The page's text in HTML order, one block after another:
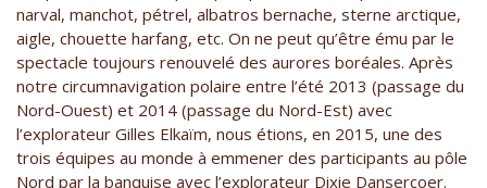
narval, manchot, pétrel, albatros bernache, sterne arctique,
aigle, chouette harfang, etc. On ne peut qu’être ému par le
spectacle toujours renouvelé des aurores boréales. Après
notre circumnavigation polaire entre l’été 2013 (passage du
Nord-Ouest) et 2014 (passage du Nord-Est) avec
l’explorateur Gilles Elkaïm, nous étions, en 2015, une des
trois équipes au monde à emmener des participants au pôle
Nord par la banquise avec l’explorateur Dixie Dansercoer.